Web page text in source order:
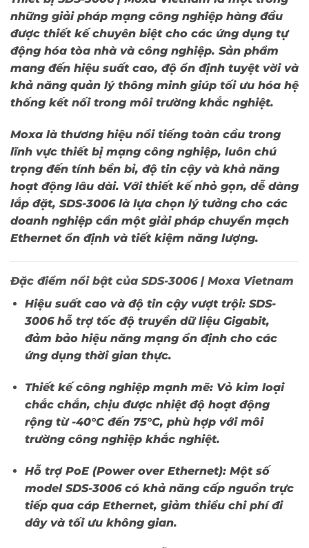
những giải pháp mạng công nghiệp hàng đầu
được thiết kế chuyên biệt cho các ứng dụng tự
động hóa tòa nhà và công nghiệp. Sản phẩm
mang đến hiệu suất cao, độ ổn định tuyệt vời và
khả năng quản lý thông minh giúp tối ưu hóa hệ
thống kết nối trong môi trường khắc nghiệt.
Moxa là thương hiệu nổi tiếng toàn cầu trong
lĩnh vực thiết bị mạng công nghiệp, luôn chú
trọng đến tính bền bỉ, độ tin cậy và khả năng
hoạt động lâu dài. Với thiết kế nhỏ gọn, dễ dàng
lắp đặt, SDS-3006là lựa chọn lý tưởng cho các
doanh nghiệp cần một giải pháp chuyển mạch
Ethernet ổn định và tiết kiệm năng lượng.
Đặc điểm nổi bật của SDS-3006 | Moxa Vietnam
Hiệu suất cao và độ tin cậy vượt trội:SDS-
3006 hỗ trợ tốc độ truyền dữ liệu Gigabit,
đảm bảo hiệu năng mạng ổn định cho các
ứng dụng thời gian thực.
Thiết kế công nghiệp mạnh mẽ:Vỏ kim loại
chắc chắn, chịu được nhiệt độ hoạt động
rộng từ -40°C đến 75°C, phù hợp với môi
trường công nghiệp khắc nghiệt.
Hỗ trợ PoE (Power over Ethernet):Một số
model SDS-3006 có khả năng cấp nguồn trực
tiếp qua cáp Ethernet, giảm thiểu chi phí đi
dây và tối ưu không gian.